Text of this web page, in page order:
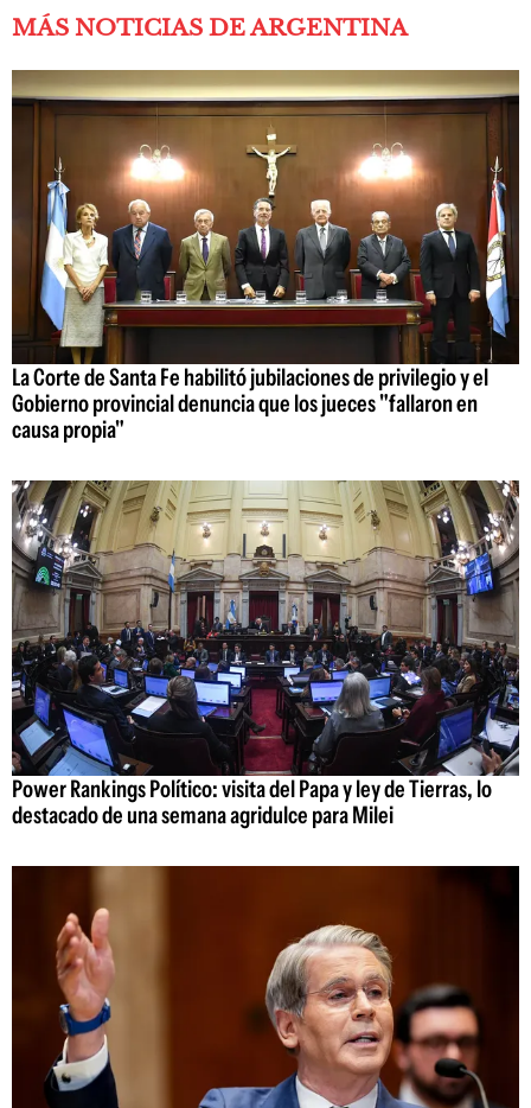
MÁS NOTICIAS DE ARGENTINA
La Corte de Santa Fe habilitó jubilaciones de privilegio y el
Gobierno provincial denuncia que los jueces "fallaron en
causa propia"
Power Rankings Político: visita del Papa y ley de Tierras, lo
destacado de una semana agridulce para Milei